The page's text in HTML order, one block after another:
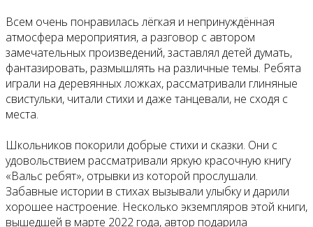
Всем очень понравилась лёгкая и непринуждённая
атмосфера мероприятия, а разговор с автором
замечательных произведений, заставлял детей думать,
фантазировать, размышлять на различные темы. Ребята
играли на деревянных ложках, рассматривали глиняные
свистульки, читали стихи и даже танцевали, не сходя с
места.
Школьников покорили добрые стихи и сказки. Они с
удовольствием рассматривали яркую красочную книгу
«Вальс ребят», отрывки из которой прослушали.
Забавные истории в стихах вызывали улыбку и дарили
хорошее настроение. Несколько экземпляров этой книги,
вышедшей в марте 2022 года, автор подарила